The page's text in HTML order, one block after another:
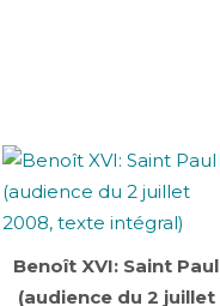
Benoît XVI: Saint Paul
(audience du 2 juillet